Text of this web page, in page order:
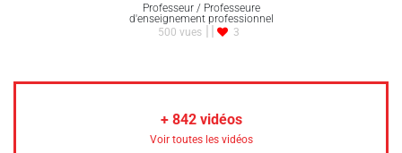
Professeur / Professeure
d'enseignement professionnel
500 vues
3
+ 842vidéos
Voir toutes les vidéos